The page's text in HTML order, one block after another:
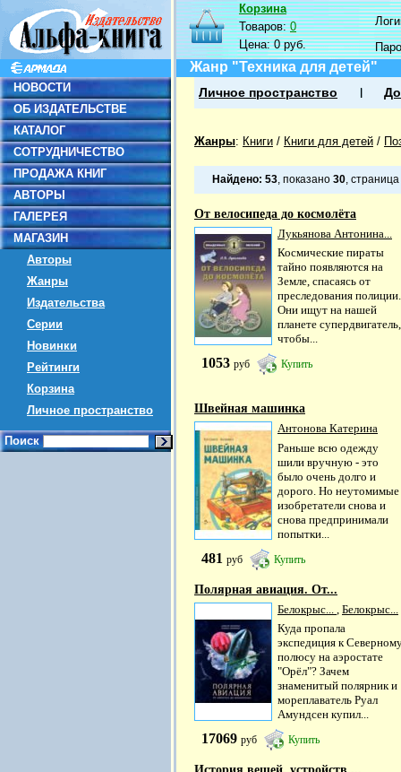
НОВОСТИ
ОБ ИЗДАТЕЛЬСТВЕ
КАТАЛОГ
СОТРУДНИЧЕСТВО
ПРОДАЖА КНИГ
АВТОРЫ
ГАЛЕРЕЯ
МАГАЗИН
Авторы
Жанры
Издательства
Серии
Новинки
Рейтинги
Корзина
Личное пространство
Поиск
Корзина
Товаров:0
Цена:0 руб.
Жанр "Техника для детей"
Личное пространство
Жанры: Книги / Книги для детей /
Найдено: 53, показано 30, страница
От велосипеда до космолёта
Лукьянова Антонина...
Космические пираты
тайно появляются на
Земле, спасаясь от
преследования полиции.
Они ищут на нашей
планете супердвигатель,
чтобы...
1053 руб Купить
Швейная машинка
Антонова Катерина
Раньше всю одежду
шили вручную - это
было очень долго и
дорого. Но неутомимые
изобретатели снова и
снова предпринимали
попытки...
481 руб Купить
Полярная авиация. От...
Белокрыс...
Белокрыс...
Куда пропала
экспедиция к
полюсу на аэростате
"Орёл"? Зачем
знаменитый полярник и
мореплаватель Руал
Амундсен купил...
17069 руб Купить